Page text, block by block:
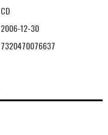
CD
2006-12-30
7320470076637